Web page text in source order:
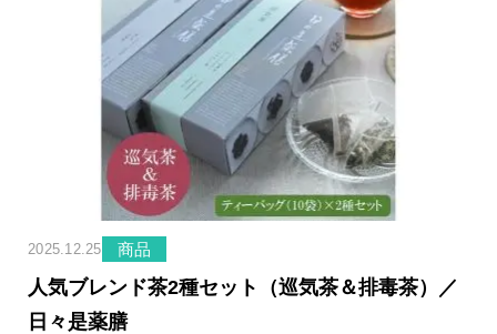
2025.12.25 商品
人気ブレンド茶2種セット（巡気茶＆排毒茶）／
日々是薬膳